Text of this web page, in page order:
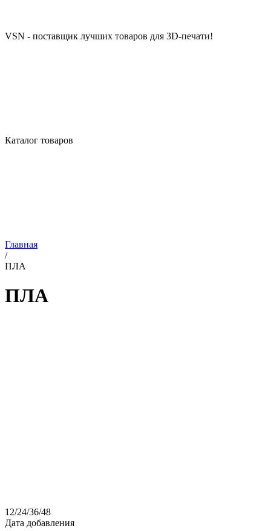
VSN - поставщик лучших товаров для 3D-печати!
Каталог товаров
Главная
/
ПЛА
ПЛА
12/24/36/48
Дата добавления